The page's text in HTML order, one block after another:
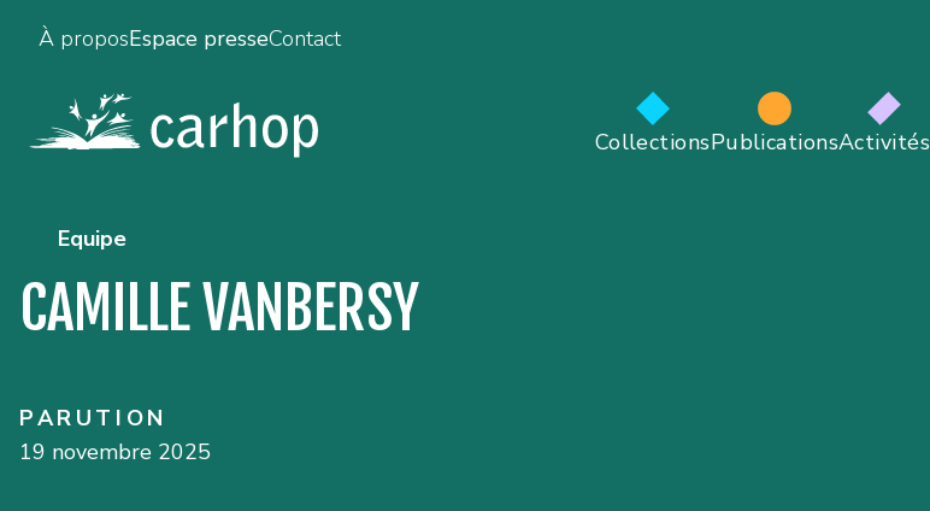
À proposEspace presseContact
CollectionsPublicationsActivités
Equipe
CAMILLE VANBERSY
PARUTION
19 novembre 2025